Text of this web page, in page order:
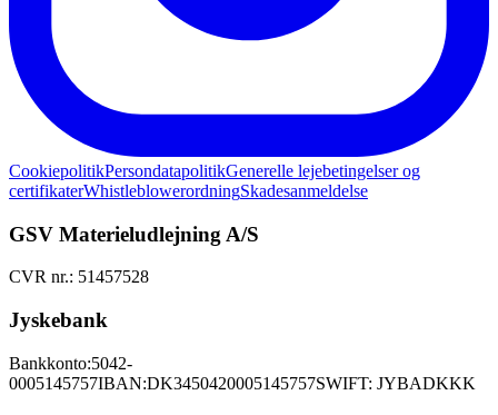
CookiepolitikPersondatapolitikGenerelle lejebetingelser og
certifikaterWhistleblowerordningSkadesanmeldelse
GSV Materieludlejning A/S
CVR nr.: 51457528
Jyskebank
Bankkonto:5042-
0005145757IBAN:DK3450420005145757SWIFT: JYBADKKK